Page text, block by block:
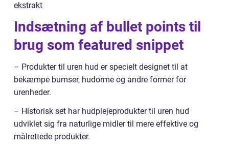
ekstrakt
Indsætning af bullet points til
brug som featured snippet
– Produkter til uren hud er specielt designet til at
bekæmpe bumser, hudorme og andre former for
urenheder.
– Historisk set har hudplejeprodukter til uren hud
udviklet sig fra naturlige midler til mere effektive og
målrettede produkter.